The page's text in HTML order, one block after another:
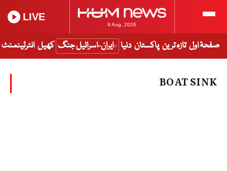
9 Aug, 2026
LIVE
صفحۂ اول تازہ ترین پاکستان دنیا ایران-اسرائیل جنگ کھیل انٹرٹینمنٹ
BOAT SINK